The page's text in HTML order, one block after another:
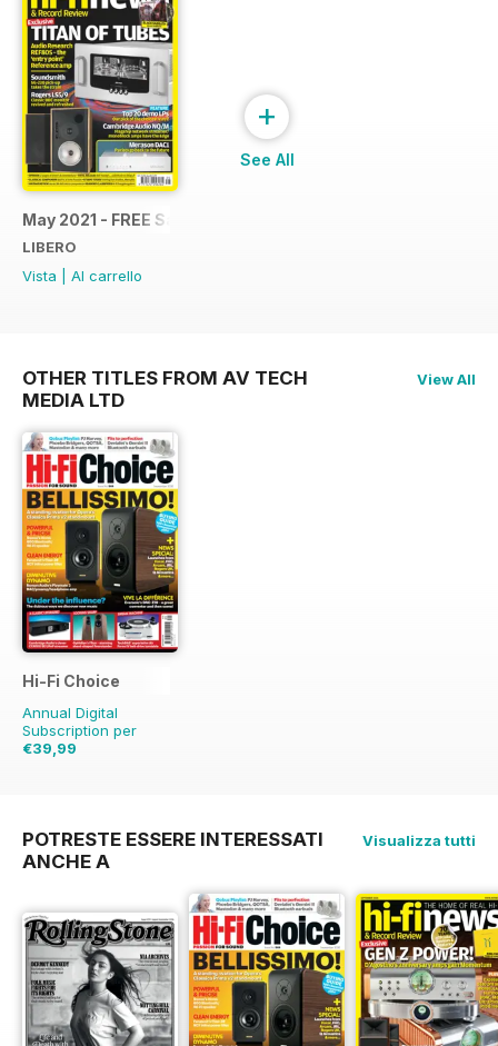
May 2021 - FREE Sample Issue
LIBERO
Vista
Al carrello
+
See All
OTHER TITLES FROM AV TECH
MEDIA LTD
View All
Hi-Fi Choice
Annual Digital
Subscription per
€39,99
POTRESTE ESSERE INTERESSATI
ANCHE A
Visualizza tutti